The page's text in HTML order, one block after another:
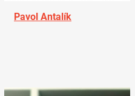
Pavol Antalík